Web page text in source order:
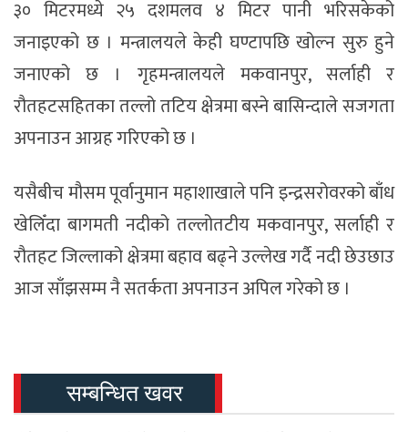
३० मिटरमध्ये २५ दशमलव ४ मिटर पानी भरिसकेको
जनाइएको छ । मन्त्रालयले केही घण्टापछि खोल्न सुरु हुने
जनाएको छ । गृहमन्त्रालयले मकवानपुर, सर्लाही र
रौतहटसहितका तल्लो तटिय क्षेत्रमा बस्ने बासिन्दाले सजगता
अपनाउन आग्रह गरिएको छ ।
यसैबीच मौसम पूर्वानुमान महाशाखाले पनि इन्द्रसरोवरको बाँध
खेलिँदा बागमती नदीको तल्लोतटीय मकवानपुर, सर्लाही र
रौतहट जिल्लाको क्षेत्रमा बहाव बढ्ने उल्लेख गर्दै नदी छेउछाउ
आज साँझसम्म नै सतर्कता अपनाउन अपिल गरेको छ ।
सम्बन्धित खवर